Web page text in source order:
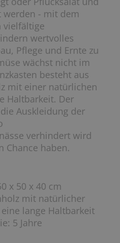
werden - mit dem
vielfältige
wertvolles
Pflege und Ernte zu
wächst nicht im
besteht aus
mit einer natürlichen
Haltbarkeit. Der
Auskleidung der
verhindert wird
Chance haben.
x 50 x 40 cm
mit natürlicher
lange Haltbarkeit
5 Jahre